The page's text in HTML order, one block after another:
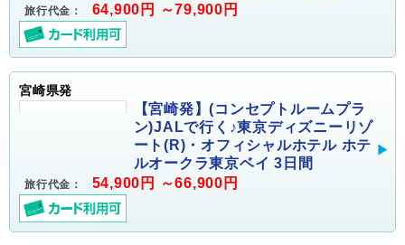
旅行代金： 64,900円 ～79,900円
宮崎県発
【宮崎発】(コンセプトルームプラ
ン)JALで行く♪東京ディズニーリゾ
ート(R)・オフィシャルホテル ホテ
ルオークラ東京ベイ 3日間
旅行代金： 54,900円 ～66,900円